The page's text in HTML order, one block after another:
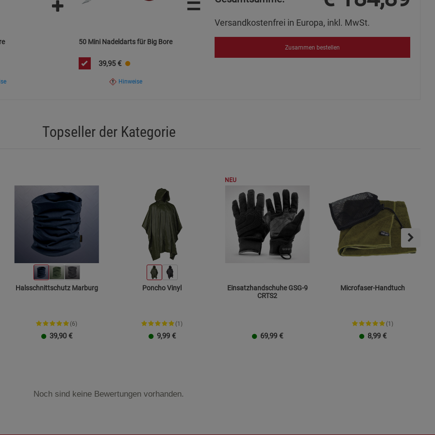
50 Mini Nadeldarts für Big Bore
39,95 €
Hinweise
Versandkostenfrei in Europa, inkl. MwSt.
Zusammen bestellen
Topseller der Kategorie
Halsschnittschutz Marburg
(6)
39,90 €
Poncho Vinyl
(1)
9,99 €
NEU
Einsatzhandschuhe GSG-9
CRTS2
69,99 €
Microfaser-Handtuch
(1)
8,99 €
Noch sind keine Bewertungen vorhanden.